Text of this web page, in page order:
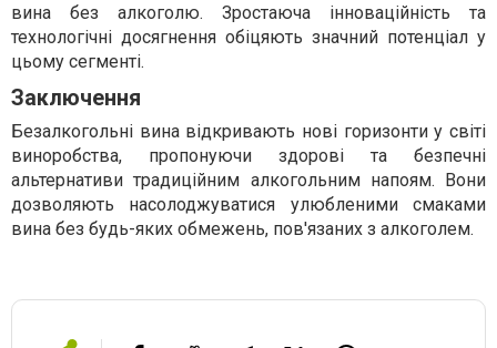
вина без алкоголю. Зростаюча інноваційність та
технологічні досягнення обіцяють значний потенціал у
цьому сегменті.
Заключення
Безалкогольні вина відкривають нові горизонти у світі
виноробства, пропонуючи здорові та безпечні
альтернативи традиційним алкогольним напоям. Вони
дозволяють насолоджуватися улюбленими смаками
вина без будь-яких обмежень, пов'язаних з алкоголем.